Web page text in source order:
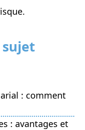
: comment
: avantages et